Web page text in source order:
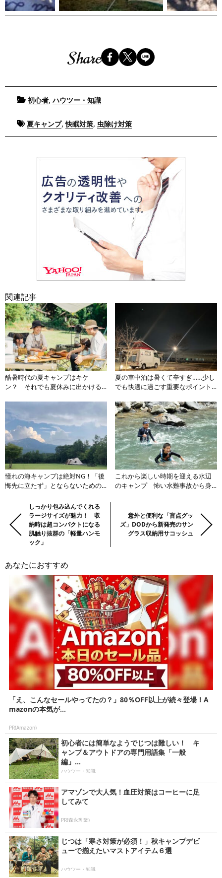
Share
Posted
初心者,ハウツー・知識
Tagged
夏キャンプ,快眠対策, 虫除け対策
関連記事
酷暑時代の夏キャンプはキケ
ン？ それでも夏休みに出かける
対策」を怠るべからず
夏の車中泊は暑くて辛すぎ……少し
でも快適に過ごす重要なポイント3
憧れの海キャンプは絶対NG！「後
悔先に立たず」とならないための
ュー時期とは
これから楽しい時期を迎える水辺
のキャンプ 怖い水難事故から身
の
の
Previous:しっかり包み込んでくれる
ラージサイズが魅力！ 収
納時は超コンパクトになる
肌触り抜群の「軽量ハンモ
ック」
意外と便利な「盲点グッ
ズ」DODから新発売のサン
グラス収納用サコッシュ
あなたにおすすめ
「え、こんなセールやってたの？」80％OFF以上が続々登場！A
mazonの本気が...
PR(Amazon)
初心者には簡単なようでじつは難しい！ キ
ャンプ＆アウトドアの専門用語集「一般
編」...
ハウツー・知識
アマゾンで大人気！血圧対策はコーヒーに足
してみて
PR(森永乳業)
じつは「寒さ対策が必須！」秋キャンプデビ
ューで揃えたいマストアイテム６選
ハウツー・知識